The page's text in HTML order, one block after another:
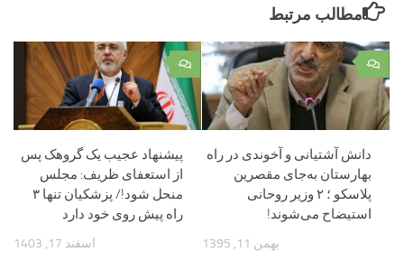
مطالب مرتبط
۰
پیشنهاد عجیب یک گروهک پس
از استعفای ظریف: مجلس
منحل شود!/ پزشکیان تنها ۳
راه پیش روی خود دارد
اسفند 17, 1403
۰
دانش آشتیانی و آخوندی در راه
بهارستان به‌جای مقصرین
پلاسکو ؛ ۲ وزیر روحانی
استیضاح می‌شوند!
بهمن 11, 1395